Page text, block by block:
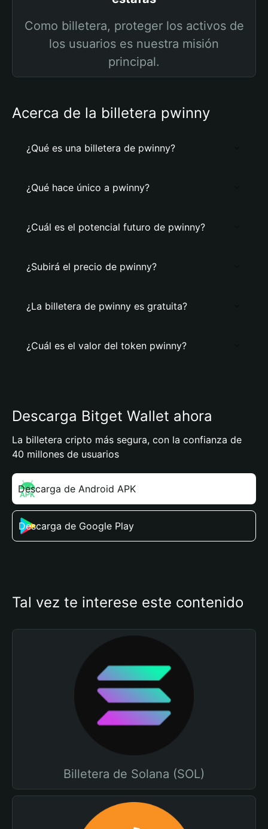
Como billetera, proteger los activos de
los usuarios es nuestra misión
principal.
Acerca de la billetera pwinny
¿Qué es una billetera de pwinny?
¿Qué hace único a pwinny?
¿Cuál es el potencial futuro de pwinny?
¿Subirá el precio de pwinny?
¿La billetera de pwinny es gratuita?
¿Cuál es el valor del token pwinny?
Descarga Bitget Wallet ahora
La billetera cripto más segura, con la confianza de
40 millones de usuarios
Descarga de Android APK
Descarga de Google Play
Tal vez te interese este contenido
Billetera de Solana (SOL)